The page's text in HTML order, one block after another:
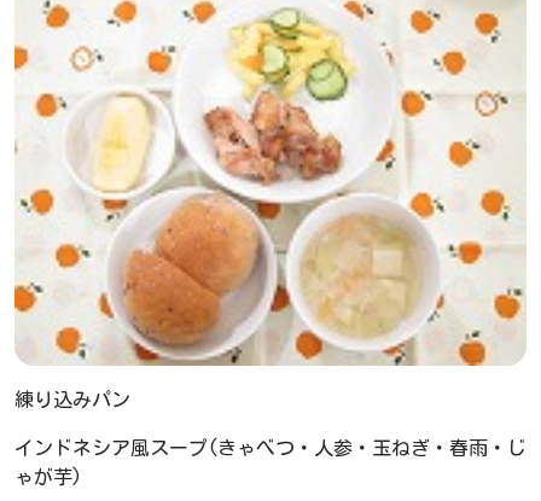
練り込みパン
インドネシア風スープ(きゃべつ・人参・玉ねぎ・春雨・じ
ゃが芋)